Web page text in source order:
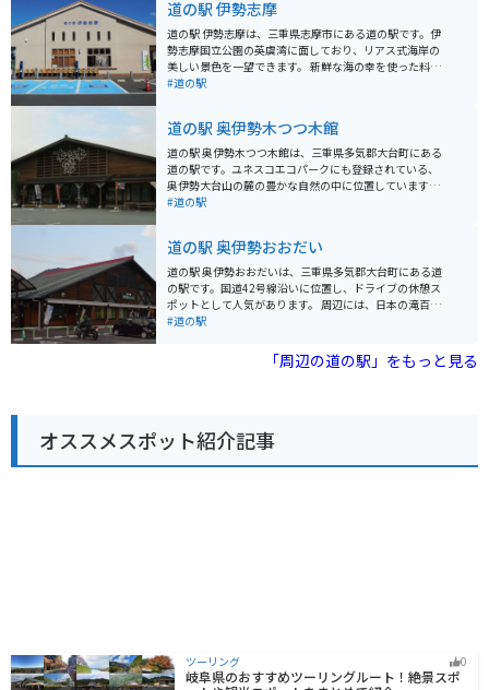
道の駅 伊勢志摩
道の駅 伊勢志摩は、三重県志摩市にある道の駅です。伊
勢志摩国立公園の英虞湾に面しており、リアス式海岸の
美しい景色を一望できます。 新鮮な海の幸を使った料理
が自慢のレストランや、地元の特産品を販売するショッ
す。 バイクに乗っている方は、道の駅 伊勢志摩を拠点
に、英虞湾周辺の海岸線を走るのがおすすめです。リア
ス式海岸の複雑な地形と、青い海と緑の島々が織りなす
景色は絶景です。また、道の駅には、バイクスタンドや
休憩スペースも完備されています。
#道の駅
道の駅 奥伊勢木つつ木館
道の駅 奥伊勢木つつ木館は、三重県多気郡大台町にある
道の駅です。ユネスコエコパークにも登録されている、
奥伊勢大台山の麓の豊かな自然の中に位置しています。
館内には、地元の特産品や工芸品を販売するショップ
い駐車場があり、休憩場所としても最適です。周辺に
は、奥伊勢の美しい自然を満喫できるツーリングコース
もたくさんあります。 特におすすめは、道の駅のすぐそ
ばを流れる宮川の清流です。夏には、ここで水遊びや川
遊びを楽しむことができます。また、秋には、紅葉の名
ーリングの休憩場所を探している方など、様々な方にお
#道の駅
道の駅 奥伊勢おおだい
道の駅 奥伊勢おおだいは、三重県多気郡大台町にある道
の駅です。国道42号線沿いに位置し、ドライブの休憩ス
ポットとして人気があります。 周辺には、日本の滝百選
に選ばれた「七ツ釜滝」や、全長1200mの遊歩道を散策
ットが点在しています。 地元産の新鮮な野菜や果物が並
ぶ農産物直売所や、松阪牛や伊勢えびなど三重県産の食
として、ぜひ立ち寄ってみてください。 奥伊勢おおだい
は、道の駅としての機能だけでなく、地域の文化や情報
を発信する拠点としての役割も担っています。地元の
#道の駅
「周辺の道の駅」をもっと見る
オススメスポット紹介記事
ツーリング 0
岐阜県のおすすめツーリングルート！絶景スポ